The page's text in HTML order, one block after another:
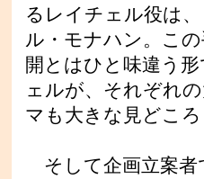
るレイチェル役は
ル・モナハン。こ
開とはひと味違う
ェルが、それぞれ
マも大きな見どころ
そして企画立案者